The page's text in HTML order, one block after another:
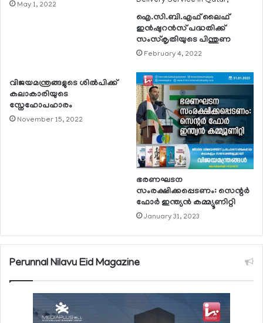
May 1, 2022
ഐ.സി.ബി.എഫ് ലൈഫ്
ഇന്‍ഷുറന്‍സ് പദ്ധതിക്ക്
സംസ്‌കൃതിയുടെ പിന്തുണ
February 4, 2022
വിജയമന്ത്രങ്ങളുടെ ശില്‍പിക്ക്
കലാകാരിയുടെ
സ്നേഹോപഹാരം
November 15, 2022
ഭരണഘടന
സംരക്ഷിക്കപ്പെടണം: സെന്റര്‍
ഫോര്‍ ഇന്ത്യന്‍ കമ്മ്യൂണിറ്റി
January 31, 2023
Perunnal Nilavu Eid Magazine